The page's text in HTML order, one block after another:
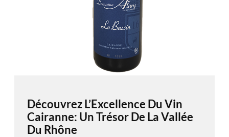
Découvrez L’Excellence Du Vin
Cairanne: Un Trésor De La Vallée
Du Rhône